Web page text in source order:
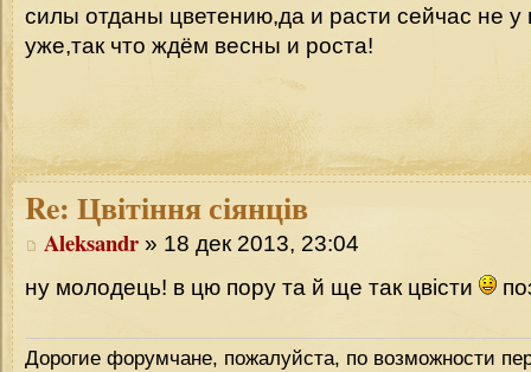
силы отданы цветению,да и расти сейчас не у
уже,так что ждём весны и роста!
Re: Цвітіння сіянців
Aleksandr » 18 дек 2013, 23:04
ну молодець! в цю пору та й ще так цвісти
Дорогие форумчане, пожалуйста, по возможности